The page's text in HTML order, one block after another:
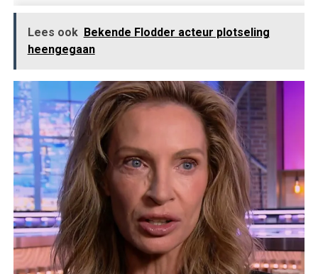
Lees ook Bekende Flodder acteur plotseling
heengegaan